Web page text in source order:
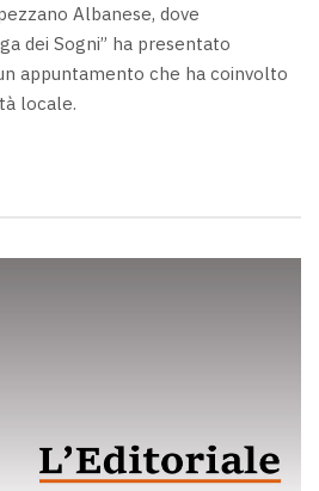
Albanese, dove
dei Sogni” ha presentato
un appuntamento che ha coinvolto
locale.